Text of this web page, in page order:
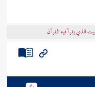
الذي يقرأ فيه القرآن